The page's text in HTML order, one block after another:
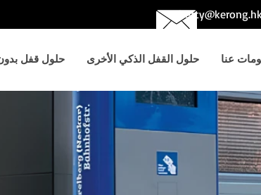
حلول قفل حلول القفل الذكي الأخرى عنا
標題